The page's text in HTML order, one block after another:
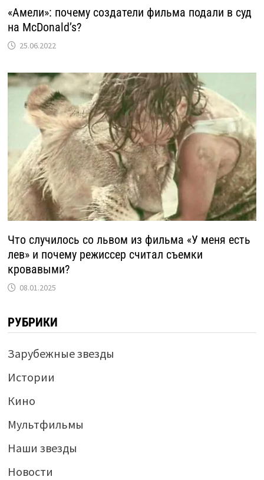
«Амели»: почему создатели фильма подали в суд
на McDonald’s?
25.06.2022
Что случилось со львом из фильма «У меня есть
лев» и почему режиссер считал съемки
кровавыми?
08.01.2025
РУБРИКИ
Зарубежные звезды
Истории
Кино
Мультфильмы
Наши звезды
Новости